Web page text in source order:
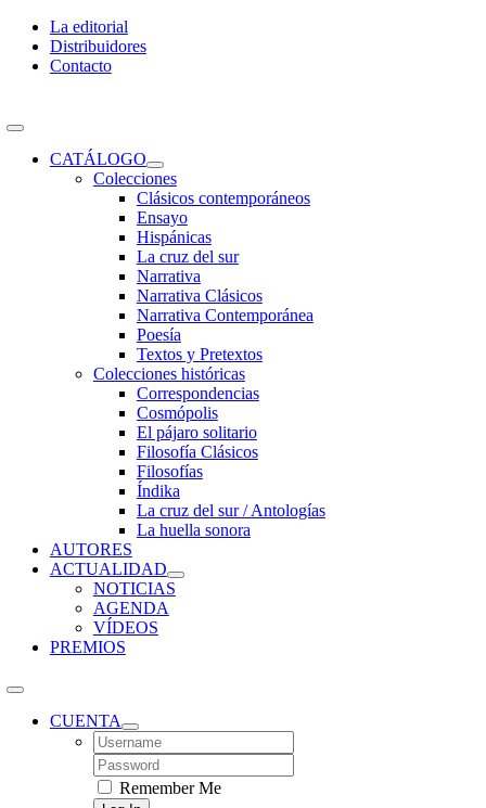
Skip
content
La editorial
Distribuidores
Contacto
Toggle
NavigationCATÁLOGO
Colecciones
Clásicos contemporáneos
Ensayo
Hispánicas
La cruz del sur
Narrativa
Narrativa Clásicos
Narrativa Contemporánea
Poesía
Textos y Pretextos
Colecciones históricas
Correspondencias
Cosmópolis
El pájaro solitario
Filosofía Clásicos
Filosofías
Índika
La cruz del sur / Antologías
La huella sonora
AUTORES
ACTUALIDAD
NOTICIAS
AGENDA
VÍDEOS
PREMIOS
CUENTA
Username:
Password:
Remember Me